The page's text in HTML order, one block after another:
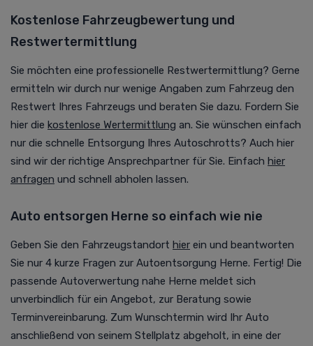
Kostenlose Fahrzeugbewertung und
Restwertermittlung
Sie möchten eine professionelle Restwertermittlung? Gerne
ermitteln wir durch nur wenige Angaben zum Fahrzeug den
Restwert Ihres Fahrzeugs und beraten Sie dazu. Fordern Sie
hier die kostenlose Wertermittlung an. Sie wünschen einfach
nur die schnelle Entsorgung Ihres Autoschrotts? Auch hier
sind wir der richtige Ansprechpartner für Sie. Einfach hier
anfragen und schnell abholen lassen.
Auto entsorgen Herne so einfach wie nie
Geben Sie den Fahrzeugstandort hier ein und beantworten
Sie nur 4 kurze Fragen zur Autoentsorgung Herne. Fertig! Die
passende Autoverwertung nahe Herne meldet sich
unverbindlich für ein Angebot, zur Beratung sowie
Terminvereinbarung. Zum Wunschtermin wird Ihr Auto
anschließend von seinem Stellplatz abgeholt, in eine der